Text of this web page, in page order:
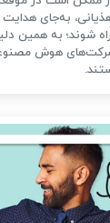
هذیانی، به‌جای
شوند؛ به همین
هوش مصنوعی